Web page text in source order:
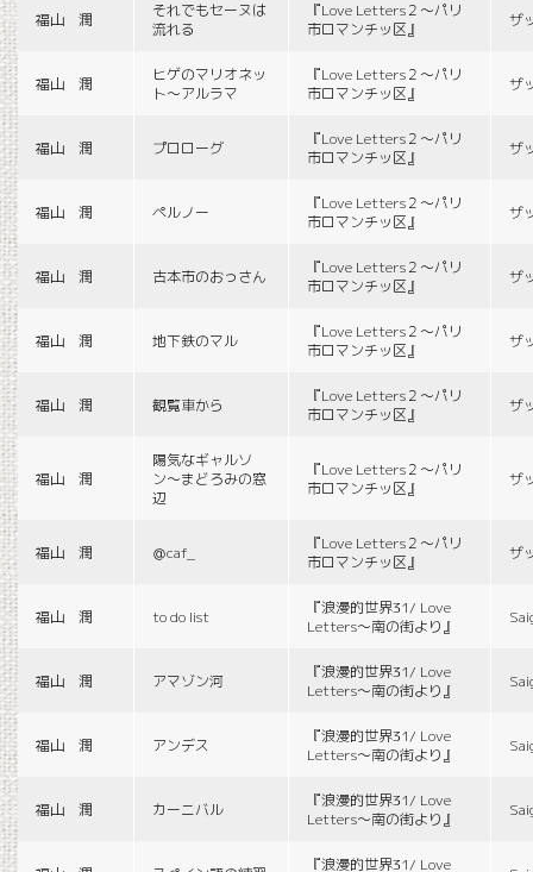
福山 潤
それでもセーヌは
流れる
『Love Letters２〜パリ
市ロマンチッ区』
ザ
福山 潤
ヒゲのマリオネッ
ト〜アルラマ
『Love Letters２〜パリ
市ロマンチッ区』
ザ
福山 潤 プロローグ
『Love Letters２〜パリ
市ロマンチッ区』
ザ
福山 潤 ペルノー
『Love Letters２〜パリ
市ロマンチッ区』
ザ
福山 潤 古本市のおっさん
『Love Letters２〜パリ
市ロマンチッ区』
ザ
福山 潤 地下鉄のマル
『Love Letters２〜パリ
市ロマンチッ区』
ザ
福山 潤 観覧車から
『Love Letters２〜パリ
市ロマンチッ区』
ザ
福山 潤
陽気なギャルソ
ン〜まどろみの窓
辺
『Love Letters２〜パリ
市ロマンチッ区』
ザ
福山 潤 ＠caf_
『Love Letters２〜パリ
市ロマンチッ区』
ザ
福山 潤 to do list
『浪漫的世界31/ Love
Letters〜南の街より』
福山 潤 アマゾン河
『浪漫的世界31/ Love
Letters〜南の街より』
福山 潤 アンデス
『浪漫的世界31/ Love
Letters〜南の街より』
福山 潤 カーニバル
『浪漫的世界31/ Love
Letters〜南の街より』
『浪漫的世界31/ Love